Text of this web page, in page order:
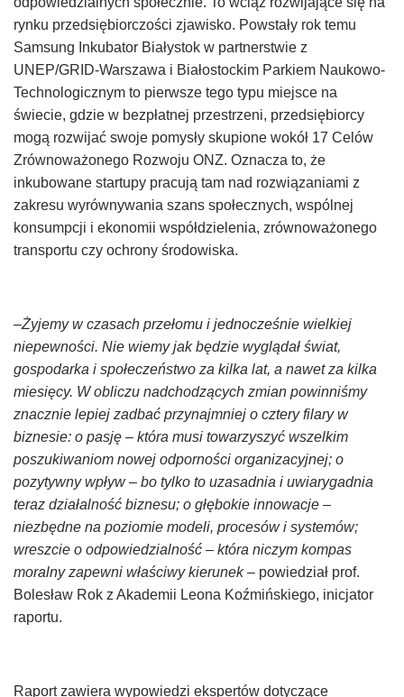
rynku przedsiębiorczości zjawisko. Powstały rok temu
Samsung Inkubator Białystok w partnerstwie z
UNEP/GRID-Warszawa i Białostockim Parkiem Naukowo-
Technologicznym to pierwsze tego typu miejsce na
świecie, gdzie w bezpłatnej przestrzeni, przedsiębiorcy
mogą rozwijać swoje pomysły skupione wokół 17 Celów
Zrównoważonego Rozwoju ONZ. Oznacza to, że
inkubowane startupy pracują tam nad rozwiązaniami z
zakresu wyrównywania szans społecznych, wspólnej
konsumpcji i ekonomii współdzielenia, zrównoważonego
transportu czy ochrony środowiska.
–Żyjemy w czasach przełomu i jednocześnie wielkiej
niepewności. Nie wiemy jak będzie wyglądał świat,
gospodarka i społeczeństwo za kilka lat, a nawet za kilka
miesięcy. W obliczu nadchodzących zmian powinniśmy
znacznie lepiej zadbać przynajmniej o cztery filary w
biznesie: o pasję – która musi towarzyszyć wszelkim
poszukiwaniom nowej odporności organizacyjnej; o
pozytywny wpływ – bo tylko to uzasadnia i uwiarygadnia
teraz działalność biznesu; o głębokie innowacje –
niezbędne na poziomie modeli, procesów i systemów;
wreszcie o odpowiedzialność – która niczym kompas
moralny zapewni właściwy kierunek– powiedział prof.
Bolesław Rok z Akademii Leona Koźmińskiego, inicjator
raportu.
Raport zawiera wypowiedzi ekspertów dotyczące